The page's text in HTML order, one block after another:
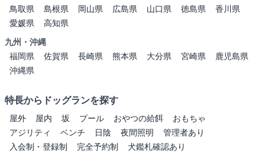
鳥取県
島根県 岡山県 広島県 山口県 徳島県
香川県
愛媛県
高知県
九州・沖縄
福岡県
佐賀県 長崎県 熊本県 大分県 宮崎県
鹿児島県
沖縄県
特長からドッグランを探す
屋外 屋内 坂 プール おやつの給餌
おもちゃ
アジリティ
ベンチ 日陰 夜間照明
管理者あり
入会制・登録制
完全予約制
犬鑑札確認あり